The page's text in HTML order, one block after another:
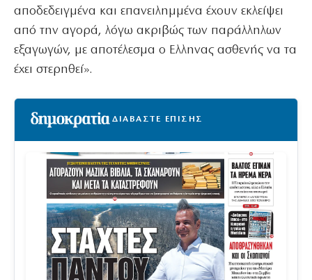
αποδεδειγμένα και επανειλημμένα έχουν εκλείψει
από την αγορά, λόγω ακριβώς των παράλληλων
εξαγωγών, με αποτέλεσμα ο Ελληνας ασθενής να τα
έχει στερηθεί».
ΔΙΑΒΑΣΤΕ ΕΠΙΣΗΣ